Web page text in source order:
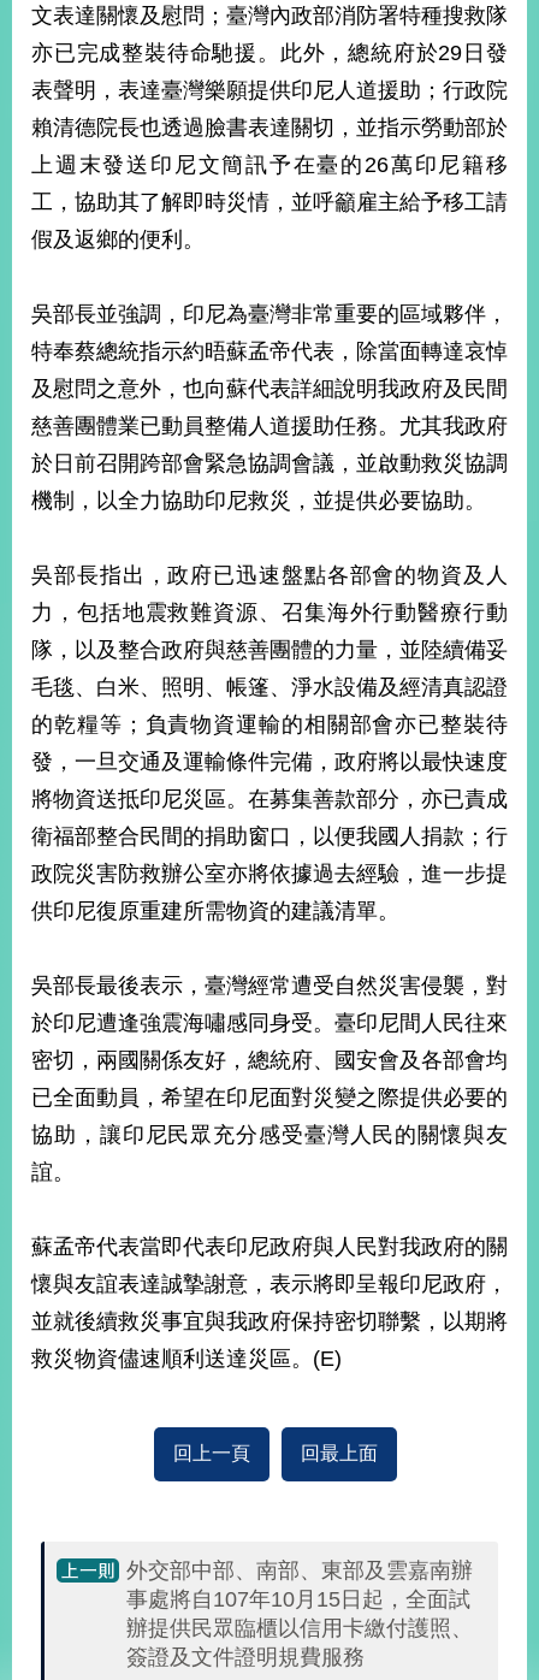
導
覽
於
本
部
新
聞
中
心
外
資
訊
國
與
地
際
傳
播
府
資
公
開
為
民
服
務
本
部
相
關
網
站
信
箱
專
頁
LINEInstagram
X平台
(原推特)
站
資
文表達關懷及慰問；臺灣內政部消防署特種搜救隊
亦已完成整裝待命馳援。此外，總統府於29日發
表聲明，表達臺灣樂願提供印尼人道援助；行政院
賴清德院長也透過臉書表達關切，並指示勞動部於
上週末發送印尼文簡訊予在臺的26萬印尼籍移
工，協助其了解即時災情，並呼籲雇主給予移工請
假及返鄉的便利。
吳部長並強調，印尼為臺灣非常重要的區域夥伴，
特奉蔡總統指示約晤蘇孟帝代表，除當面轉達哀悼
及慰問之意外，也向蘇代表詳細說明我政府及民間
慈善團體業已動員整備人道援助任務。尤其我政府
於日前召開跨部會緊急協調會議，並啟動救災協調
機制，以全力協助印尼救災，並提供必要協助。
吳部長指出，政府已迅速盤點各部會的物資及人
力，包括地震救難資源、召集海外行動醫療行動
隊，以及整合政府與慈善團體的力量，並陸續備妥
毛毯、白米、照明、帳篷、淨水設備及經清真認證
的乾糧等；負責物資運輸的相關部會亦已整裝待
發，一旦交通及運輸條件完備，政府將以最快速度
將物資送抵印尼災區。在募集善款部分，亦已責成
衛福部整合民間的捐助窗口，以便我國人捐款；行
政院災害防救辦公室亦將依據過去經驗，進一步提
供印尼復原重建所需物資的建議清單。
吳部長最後表示，臺灣經常遭受自然災害侵襲，對
於印尼遭逢強震海嘯感同身受。臺印尼間人民往來
密切，兩國關係友好，總統府、國安會及各部會均
已全面動員，希望在印尼面對災變之際提供必要的
協助，讓印尼民眾充分感受臺灣人民的關懷與友
誼。
蘇孟帝代表當即代表印尼政府與人民對我政府的關
懷與友誼表達誠摯謝意，表示將即呈報印尼政府，
並就後續救災事宜與我政府保持密切聯繫，以期將
救災物資儘速順利送達災區。(E)
回上一頁 回最上面
外交部中部、南部、東部及雲嘉南辦
事處將自107年10月15日起，全面試
辦提供民眾臨櫃以信用卡繳付護照、
簽證及文件證明規費服務